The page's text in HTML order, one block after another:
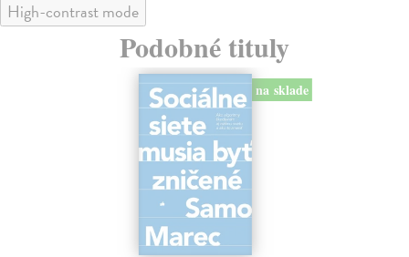
High-contrast mode
Podobné tituly
na sklade